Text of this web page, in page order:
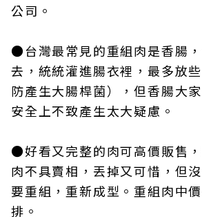
公司。
●台灣最常見的重組肉是香腸
去，統統灌進腸衣裡，最多放
防產生大腸桿菌），但香腸大
安全上不致產生太大疑慮。
●好看又完整的肉可高價販售
肉不具賣相，丟掉又可惜，但
要重組，重新成型。重組肉中
排。